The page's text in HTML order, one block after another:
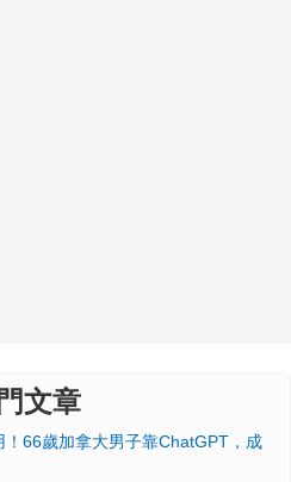
文章
66歲加拿大男子靠ChatGPT，成